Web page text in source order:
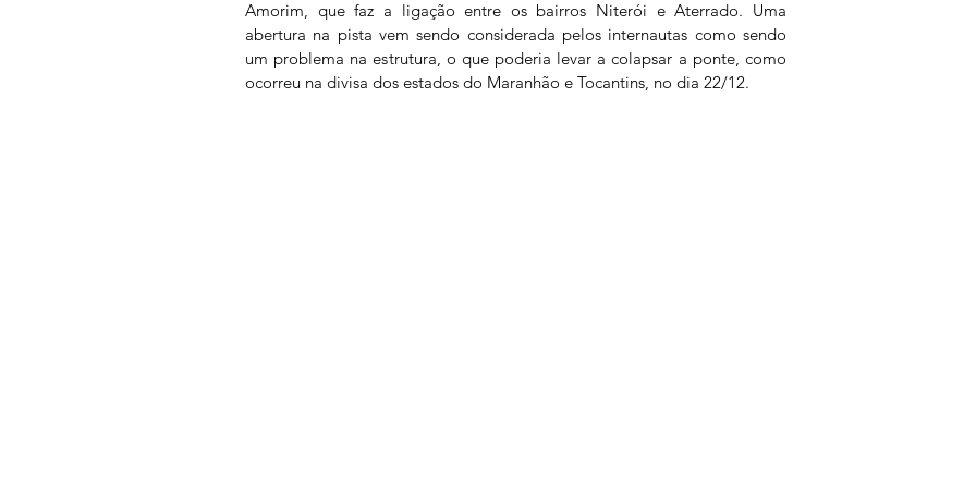
Amorim, que faz a ligação entre os bairros Niterói e Aterrado. Uma
abertura na pista vem sendo considerada pelos internautas como sendo
um problema na estrutura, o que poderia levar a colapsar a ponte, como
ocorreu na divisa dos estados do Maranhão e Tocantins, no dia 22/12.